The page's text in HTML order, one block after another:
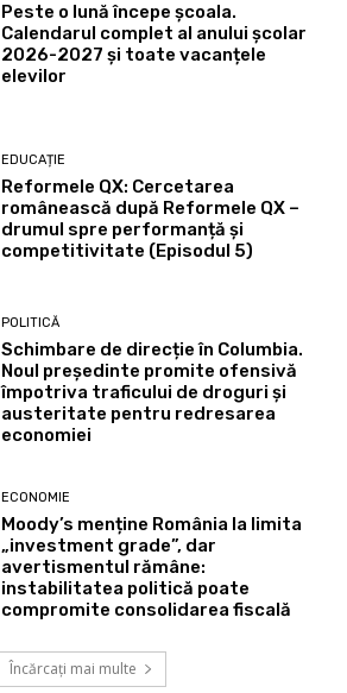
Peste o lună începe școala.
Calendarul complet al anului școlar
2026-2027 și toate vacanțele
elevilor
EDUCAȚIE
Reformele QX: Cercetarea
românească după Reformele QX –
drumul spre performanță și
competitivitate (Episodul 5)
POLITICĂ
Schimbare de direcție în Columbia.
Noul președinte promite ofensivă
împotriva traficului de droguri și
austeritate pentru redresarea
economiei
ECONOMIE
Moody’s menține România la limita
„investment grade”, dar
avertismentul rămâne:
instabilitatea politică poate
compromite consolidarea fiscală
Încărcați mai multe